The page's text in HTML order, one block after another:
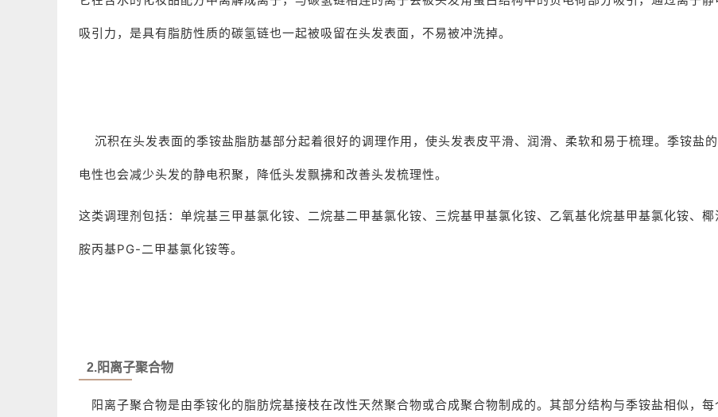
吸引力，是具有脂肪性质的碳氢链也一起被吸留在头发表面，不易被冲洗掉。
沉积在头发表面的季铵盐脂肪基部分起着很好的调理作用，使头发表皮平滑、润滑、柔软和易于梳理。季铵盐
电性也会减少头发的静电积聚，降低头发飘拂和改善头发梳理性。
这类调理剂包括： 单烷基三甲基氯化铵、二烷基二甲基氯化铵、三烷基甲基氯化铵、乙氧基化烷基甲基氯化铵、椰
胺丙基PG-二甲基氯化铵等。
2.阳离子聚合物
阳离子聚合物是由季铵化的脂肪烷基接枝在改性天然聚合物或合成聚合物制成的。其部分结构与季铵盐相似，每